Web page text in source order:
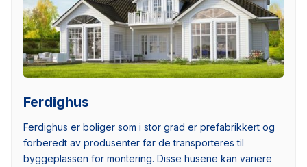
Ferdighus
Ferdighus er boliger som i stor grad er prefabrikkert og
forberedt av produsenter før de transporteres til
byggeplassen for montering. Disse husene kan variere